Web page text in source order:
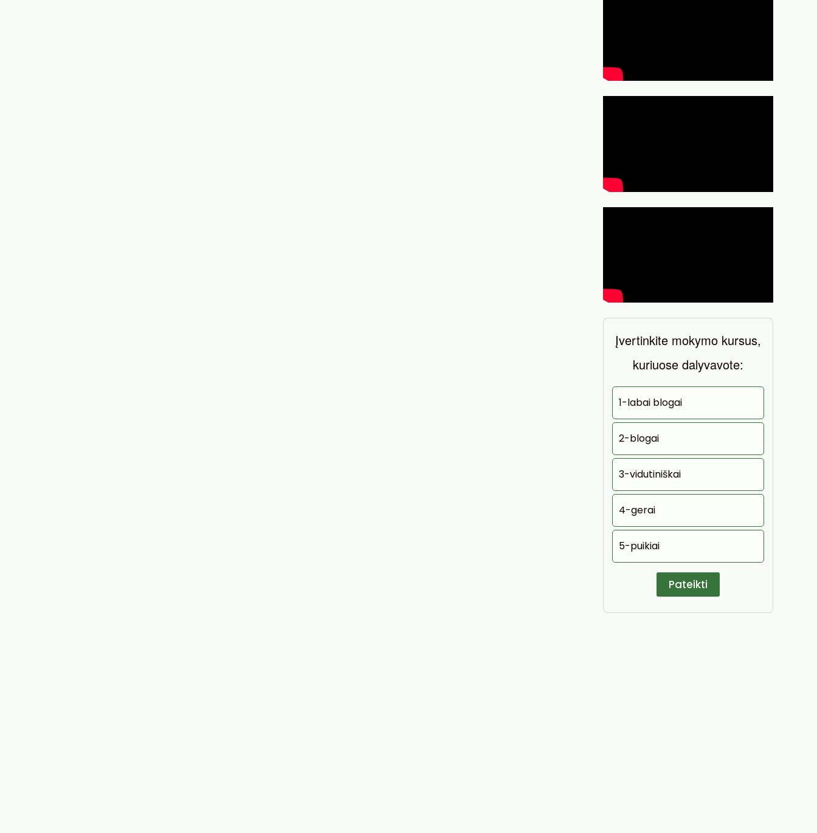
Įvertinkite mokymo kursus,
kuriuose dalyvavote:
1-labai blogai
2-blogai
3-vidutiniškai
4-gerai
5-puikiai